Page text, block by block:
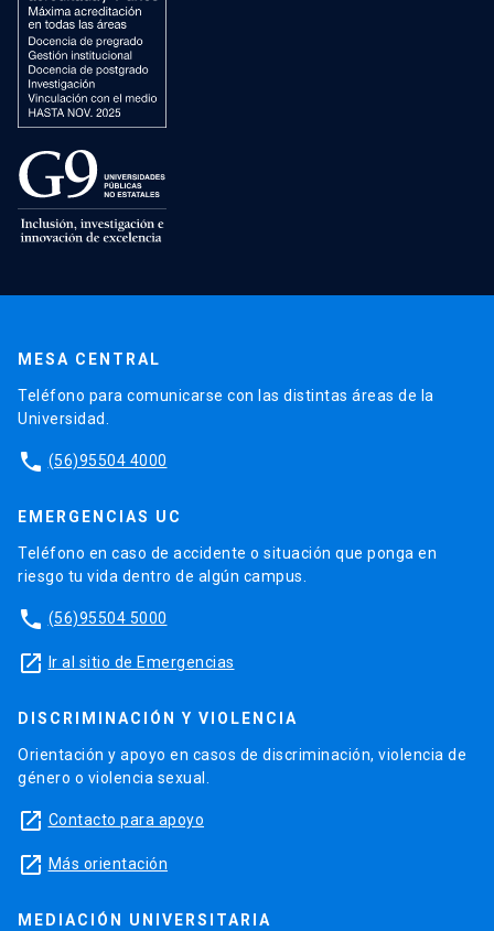
MESA CENTRAL
Teléfono para comunicarse con las distintas áreas de la
Universidad.
phone (56)95504 4000
EMERGENCIAS UC
Teléfono en caso de accidente o situación que ponga en
riesgo tu vida dentro de algún campus.
phone (56)95504 5000
launch Ir al sitio de Emergencias
DISCRIMINACIÓN Y VIOLENCIA
Orientación y apoyo en casos de discriminación, violencia de
género o violencia sexual.
launch Contacto para apoyo
launch Más orientación
MEDIACIÓN UNIVERSITARIA